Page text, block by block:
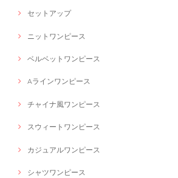
セットアップ
ニットワンピース
ベルベットワンピース
Aラインワンピース
チャイナ風ワンピース
スウィートワンピース
カジュアルワンピース
シャツワンピース